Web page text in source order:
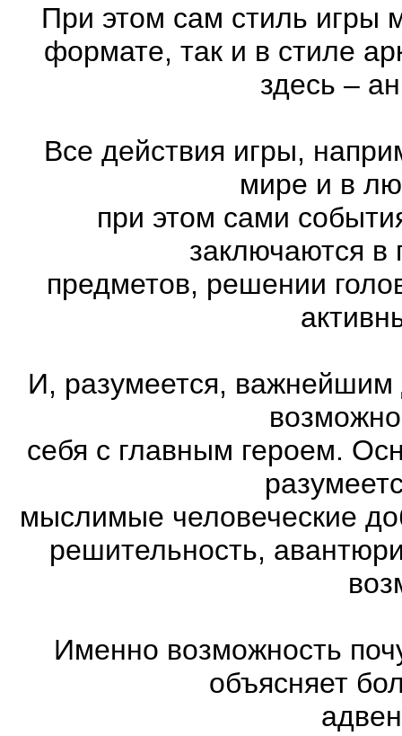
При этом сам стиль игры
формате, так и в стиле
здесь –
Все действия игры,
мире и в
при этом сами
заключаются в
предметов, решении
И, разумеется, важнейшим
себя с главным героем.
мыслимые человеческие
решительность,
Именно возможность
объясняет